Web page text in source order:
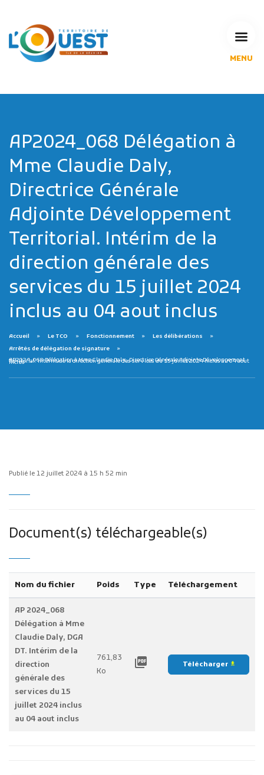
MENU
RECHERCHE
CALENDRIERS DE COLLECTE
Publicité des actes
Marchés publics
AP2024_068 Délégation à
Mme Claudie Daly,
Directrice Générale
Adjointe Développement
Territorial. Intérim de la
direction générale des
services du 15 juillet 2024
inclus au 04 aout inclus
Accueil Le TCO Fonctionnement
Les délibérations
Arrêtés de délégation de signature
AP2024_068 Délégation à Mme Claudie Daly, Directrice Générale Adjointe Développement Territorial. Intérim de la direction générale des services du 15 juillet 2024 inclus au 04 aout inclus
Publié le 12 juillet 2024 à 15 h 52 min
Document(s) téléchargeable(s)
Nom du fichier Poids Type Téléchargement
AP 2024_068
Délégation à Mme
Claudie Daly, DGA
DT. Intérim de la
direction
générale des
services du 15
juillet 2024 inclus
au 04 aout inclus
761,83
Ko
picture_as_pdf Télécharger file_download